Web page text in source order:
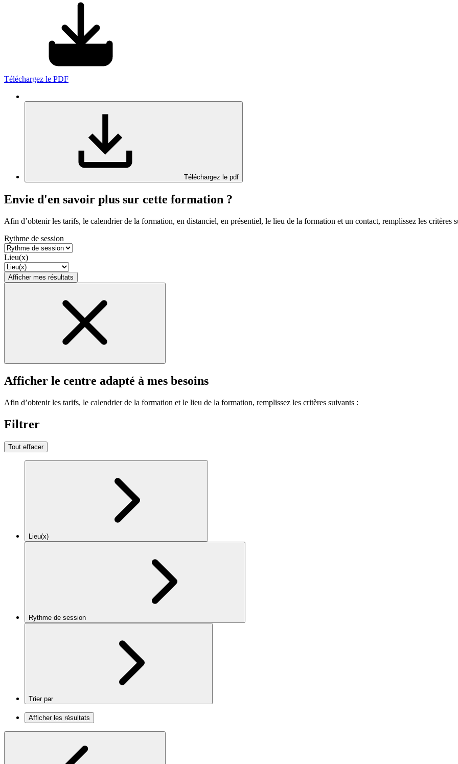
Téléchargez le PDF
Téléchargez le pdf
Envie d'en savoir plus sur cette formation ?
Afin d’obtenir les tarifs, le calendrier de la formation, en distanciel, en présentiel, le lieu de la formation et un contact, remplissez les critères
Rythme de session
Lieu(x)
Afficher mes résultats
Afficher le centre adapté à mes besoins
Afin d’obtenir les tarifs, le calendrier de la formation et le lieu de la formation, remplissez les critères suivants :
Filtrer
Tout effacer
Lieu(x)
Rythme de session
Trier par
Afficher les résultats